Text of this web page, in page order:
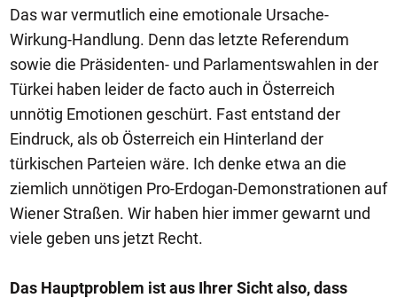
Das war vermutlich eine emotionale Ursache-
Wirkung-Handlung. Denn das letzte Referendum
sowie die Präsidenten- und Parlamentswahlen in der
Türkei haben leider de facto auch in Österreich
unnötig Emotionen geschürt. Fast entstand der
Eindruck, als ob Österreich ein Hinterland der
türkischen Parteien wäre. Ich denke etwa an die
ziemlich unnötigen Pro-Erdogan-Demonstrationen auf
Wiener Straßen. Wir haben hier immer gewarnt und
viele geben uns jetzt Recht.
Das Hauptproblem ist aus Ihrer Sicht also, dass